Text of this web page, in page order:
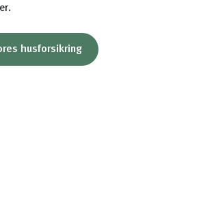
husforsikring